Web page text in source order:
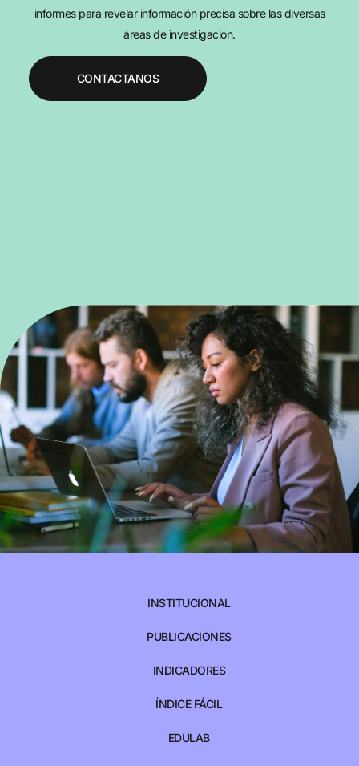
informes para revelar información precisa sobre las diversas
áreas de investigación.
CONTACTANOS
INSTITUCIONAL
PUBLICACIONES
INDICADORES
ÍNDICE FÁCIL
EDULAB